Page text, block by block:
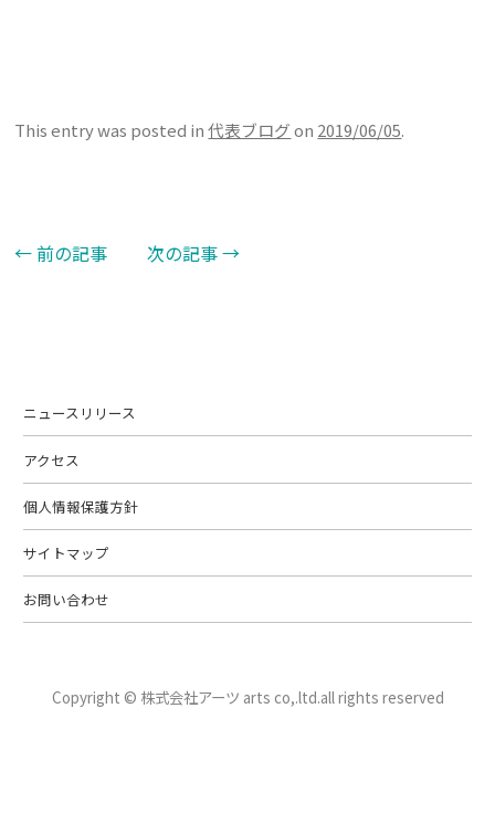
This entry was posted in代表ブログon 2019/06/05.
Post navigation
←前の記事 次の記事→
ニュースリリース
アクセス
個人情報保護方針
サイトマップ
お問い合わせ
Copyright © 株式会社アーツ arts co,.ltd.all rights reserved